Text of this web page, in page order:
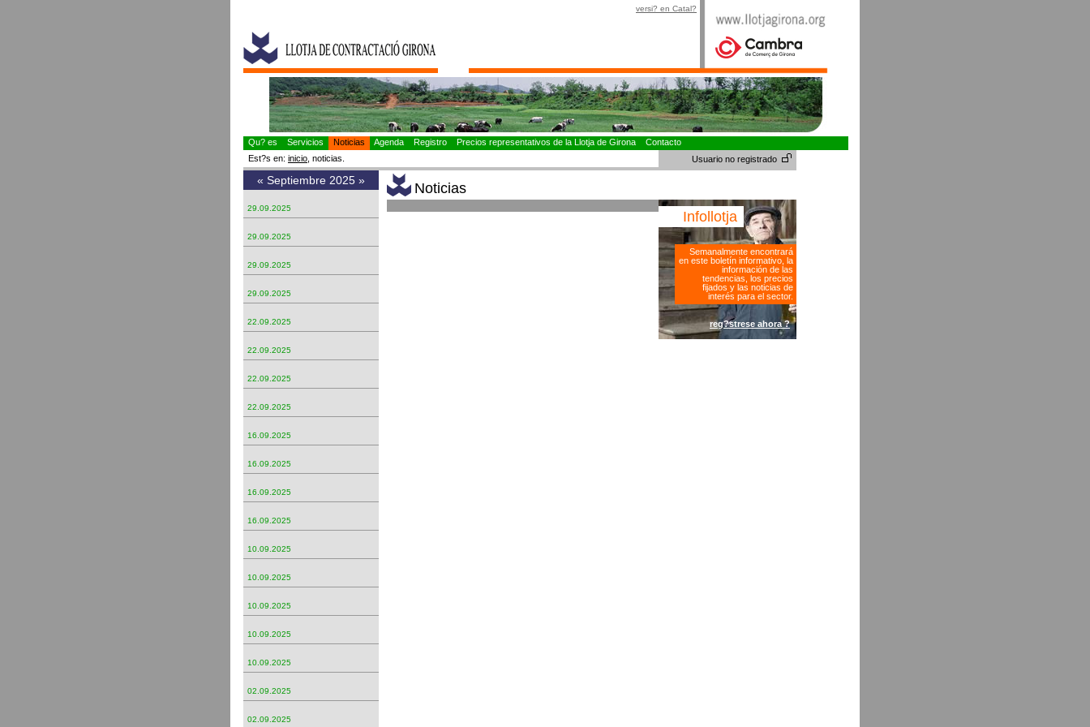
versi? en Catal?
Qu? es Servicios Noticias Agenda Registro Precios representativos de la Llotja de Girona
Contacto
Est?s en: inicio , noticias. Usuario no registrado
« Septiembre 2025 »
29.09.2025
29.09.2025
29.09.2025
29.09.2025
22.09.2025
22.09.2025
22.09.2025
22.09.2025
16.09.2025
16.09.2025
16.09.2025
16.09.2025
10.09.2025
10.09.2025
10.09.2025
10.09.2025
10.09.2025
02.09.2025
02.09.2025
Noticias
Infollotja
Semanalmente encontrará
en este boletín informativo, la
información de las
tendencias, los precios
fijados y las noticias de
interés para el sector.
reg?strese ahora ?